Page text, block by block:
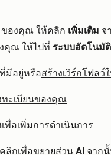
องคุณ ให้คลิก เพิ่มเติม จ
คุณ ให้ไปที่ ระบบอัตโนมัติ
มีอยู่หรือสร้างเวิร์กโฟลว์
ทะเบียนของคุณ
เพื่อเพิ่มการดำเนินการ
ลิกเพื่อขยายส่วน AI จาก